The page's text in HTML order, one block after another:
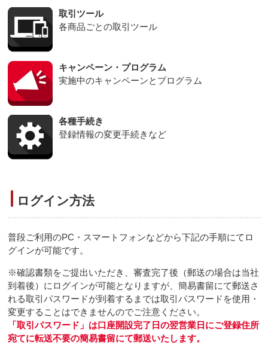
取引ツール
各商品ごとの取引ツール
キャンペーン・プログラム
実施中のキャンペーンとプログラム
各種手続き
登録情報の変更手続きなど
ログイン方法
普段ご利用のPC・スマートフォンなどから下記の手順にてロ
グインが可能です。
※確認書類をご提出いただき、審査完了後（郵送の場合は当社
到着後）にログインが可能となりますが、簡易書留にて郵送さ
れる取引パスワードが到着するまでは取引パスワードを使用・
変更することはできませんのでご注意ください。
「取引パスワード」は口座開設完了日の翌営業日にご登録住所
宛てに転送不要の簡易書留にて郵送いたします。